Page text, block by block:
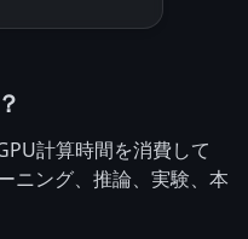
計算時間を消費して
ニング、推論、実験、本